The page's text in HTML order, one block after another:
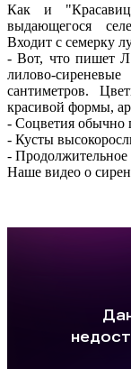
Как и
выдающегося
Входит с семерку
- Вот, что пишет
лилово-
сантиметров.
красивой формы,
- Соцветия обычно
- Кусты
- Продолжительное
Наше видео о